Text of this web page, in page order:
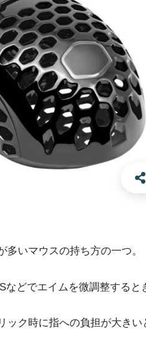
いマウスの持ち方の一つ。
どでエイムを微調整すると
ック時に指への負担が大きい